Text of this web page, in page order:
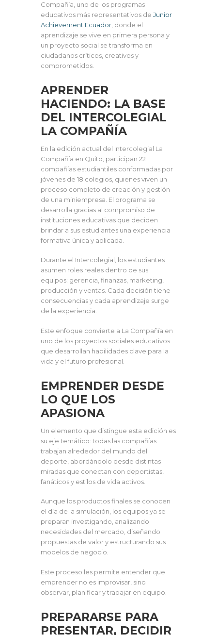
Compañía, uno de los programas
educativos más representativos de Junior
Achievement Ecuador , donde el
aprendizaje se vive en primera persona y
un proyecto social se transforma en
ciudadanos críticos, creativos y
comprometidos.
APRENDER
HACIENDO: LA BASE
DEL INTERCOLEGIAL
LA COMPAÑÍA
En la edición actual del Intercolegial La
Compañía en Quito, participan 22
compañías estudiantiles conformadas por
jóvenes de 18 colegios, quienes viven un
proceso completo de creación y gestión
de una miniempresa. El programa se
desarrolla gracias al compromiso de
instituciones educativas que deciden
brindar a sus estudiantes una experiencia
formativa única y aplicada.
Durante el Intercolegial, los estudiantes
asumen roles reales dentro de sus
equipos: gerencia, finanzas, marketing,
producción y ventas. Cada decisión tiene
consecuencias y cada aprendizaje surge
de la experiencia.
Este enfoque convierte a La Compañía en
uno de los proyectos sociales educativos
que desarrollan habilidades clave para la
vida y el futuro profesional.
EMPRENDER DESDE
LO QUE LOS
APASIONA
Un elemento que distingue esta edición es
su eje temático: todas las compañías
trabajan alrededor del mundo del
deporte, abordándolo desde distintas
miradas que conectan con deportistas,
fanáticos y estilos de vida activos.
Aunque los productos finales se conocen
el día de la simulación, los equipos ya se
preparan investigando, analizando
necesidades del mercado, diseñando
propuestas de valor y estructurando sus
modelos de negocio.
Este proceso les permite entender que
emprender no es improvisar, sino
observar, planificar y trabajar en equipo.
PREPARARSE PARA
PRESENTAR, DECIDIR